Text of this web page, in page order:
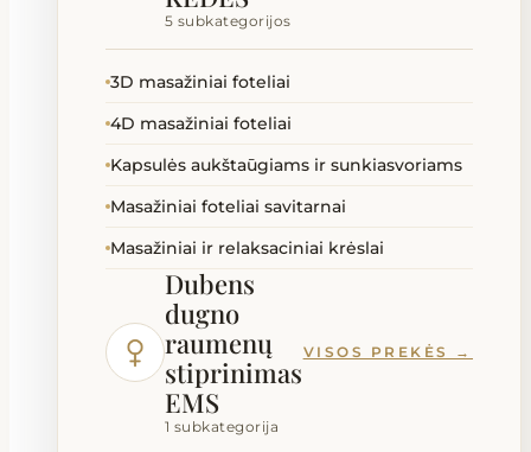
5 subkategorijos
3D masažiniai foteliai
4D masažiniai foteliai
Kapsulės aukštaūgiams ir sunkiasvoriams
Masažiniai foteliai savitarnai
Masažiniai ir relaksaciniai krėslai
Dubens
dugno
raumenų
stiprinimas
EMS
1 subkategorija
VISOS PREKĖS →